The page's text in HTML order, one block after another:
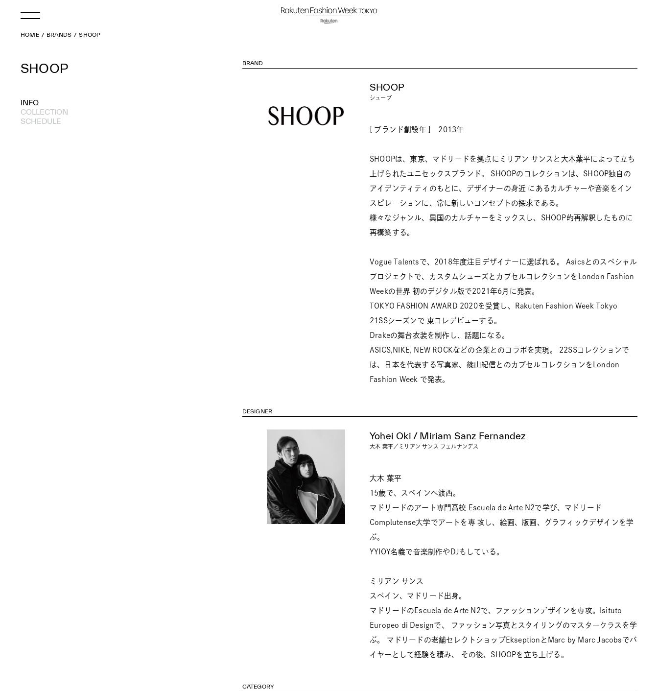
HOME BRANDS SHOOP
SHOOP
INFO
COLLECTION
SCHEDULE
BRAND
SHOOP
シュープ
[ ブランド創設年 ] 2013年
SHOOPは、東京、マドリードを拠点にミリアン サンスと大木葉平によって立ち
上げられたユニセックスブランド。 SHOOPのコレクションは、SHOOP独自の
アイデンティティのもとに、デザイナーの身近 にあるカルチャーや音楽をイン
スピレーションに、常に新しいコンセプトの探求である。
様々なジャンル、異国のカルチャーをミックスし、SHOOP的再解釈したものに
再構築する。
Vogue Talentsで、2018年度注目デザイナーに選ばれる。 Asicsとのスペシャル
プロジェクトで、カスタムシューズとカプセルコレクションをLondon Fashion
Weekの世界 初のデジタル版で2021年6月に発表。
TOKYO FASHION AWARD 2020を受賞し、Rakuten Fashion Week Tokyo
21SSシーズンで 東コレデビューする。
Drakeの舞台衣装を制作し、話題になる。
ASICS,NIKE, NEW ROCKなどの企業とのコラボを実現。 22SSコレクションで
は、日本を代表する写真家、篠山紀信とのカプセルコレクションをLondon
Fashion Week で発表。
DESIGNER
Yohei Oki / Miriam Sanz Fernandez
大木 葉平／ミリアン サンス フェルナンデス
大木 葉平
15歳で、スペインへ渡西。
マドリードのアート専門高校 Escuela de Arte N2で学び、マドリード
Complutense大学でアートを専 攻し、絵画、版画、グラフィックデザインを学
ぶ。
YYIOY名義で音楽制作やDJもしている。
ミリアン サンス
スペイン、マドリード出身。
マドリードのEscuela de Arte N2で、ファッションデザインを専攻。Isituto
Europeo di Designで、 ファッション写真とスタイリングのマスタークラスを学
ぶ。 マドリードの老舗セレクトショップEkseptionとMarc by Marc Jacobsでバ
イヤーとして経験を積み、 その後、SHOOPを立ち上げる。
CATEGORY